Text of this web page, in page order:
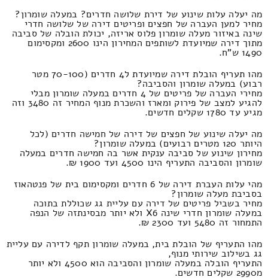
מה יעלה עלות שינוע של דירת שלושה חדרים? במעלה שומרון?
מחיר למען העברה של חפצים ופריטים דירה של שלושה חדרי
שינה באיזור מעלה שומרון פלוס אריזה, יכולת הובלה של סביבה
מתוך דירה שמיועדת לשותפים המחירון הינו 2600 ומקסימום
1490 ש"ח.
מהו תעריף הובלת דירה שמיועדת ל4 חדרים (70-100 מטר
רבוע) במעלה שומרון והסביבה?
מחירי העברה של פריטים של 4 חדרים במעלה שומרון מבלי
להגיע למצב של פירוק ומארז והשכרת מנוף המחיר זה 3480 וזה
מגיע עד 1780 שקלים חדשים.
מה יעלה שינוע של חפצים של דירה של חמישה חדרים (לכל
היותר 120 מטרים רבועים) במעלה שומרון?
מחירון שינוע של סביבה ענקית אשר בה חמישה חדרים במעלה
שומרון והסביבה התעריף הינו 4500 ועד 1900 ₪.
מהי עלות העברת דירה של 6 חדרים ומקסימום בית של פנטהאוז
בסביבת מעלה שומרון?
מחיר בשביל פריטים של דירה עם עליית גג שכוללת בתוכה
במעלה שומרון חדרי שינה X6 ולא יותר מבסינתזה של הנפה
התמחור זה 5480 ועד 2300 ₪.
מהו התעריף של הובלת בית, במעלה שומרון תקף לדירה עם עליית
גג בשילוב שירותי מנוף,
התעריף הובלה במעלה שומרון והסביבה הוא 4500 ולא יותר
מ2990 שקלים חדשים.